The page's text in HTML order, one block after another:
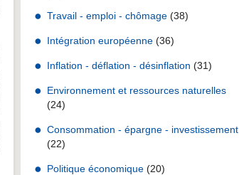
Travail - emploi - chômage (38)
Intégration européenne (36)
Inflation - déflation - désinflation (31)
Environnement et ressources naturelles
(24)
Consommation - épargne - investissement
(22)
Politique économique (20)